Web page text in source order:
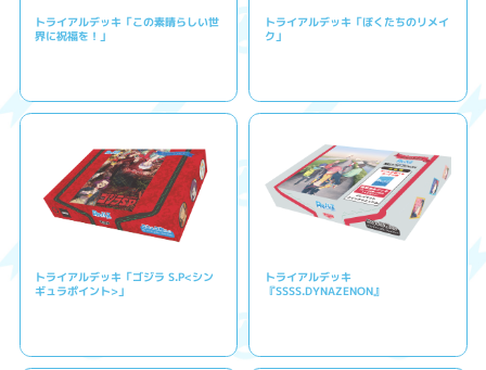
トライアルデッキ「この素晴らしい世
界に祝福を！」
トライアルデッキ「ぼくたちのリメイ
ク」
トライアルデッキ「ゴジラ S.P<シン
ギュラポイント>」
トライアルデッキ
『SSSS.DYNAZENON』